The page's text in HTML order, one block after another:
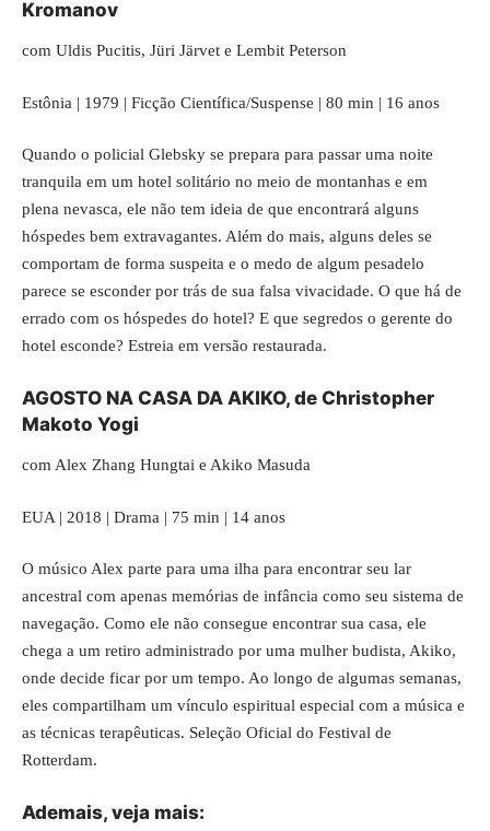
Kromanov
com Uldis Pucitis, Jüri Järvet e Lembit Peterson
Estônia | 1979 | Ficção Científica/Suspense | 80 min | 16 anos
Quando o policial Glebsky se prepara para passar uma noite
tranquila em um hotel solitário no meio de montanhas e em
plena nevasca, ele não tem ideia de que encontrará alguns
hóspedes bem extravagantes. Além do mais, alguns deles se
comportam de forma suspeita e o medo de algum pesadelo
parece se esconder por trás de sua falsa vivacidade. O que há de
errado com os hóspedes do hotel? E que segredos o gerente do
hotel esconde? Estreia em versão restaurada.
AGOSTO NA CASA DA AKIKO, de Christopher
Makoto Yogi
com Alex Zhang Hungtai e Akiko Masuda
EUA | 2018 | Drama | 75 min | 14 anos
O músico Alex parte para uma ilha para encontrar seu lar
ancestral com apenas memórias de infância como seu sistema de
navegação. Como ele não consegue encontrar sua casa, ele
chega a um retiro administrado por uma mulher budista, Akiko,
onde decide ficar por um tempo. Ao longo de algumas semanas,
eles compartilham um vínculo espiritual especial com a música e
as técnicas terapêuticas. Seleção Oficial do Festival de
Rotterdam.
Ademais, veja mais: